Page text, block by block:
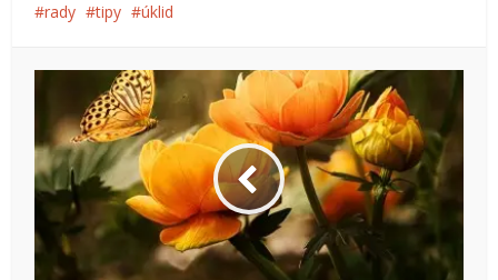
rady
tipy úklid